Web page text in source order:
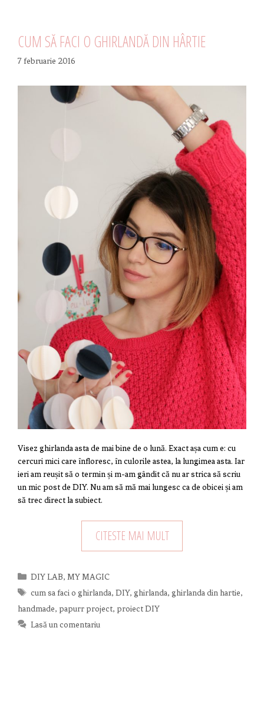
CUM SĂ FACI O GHIRLANDĂ DIN HÂRTIE
7 februarie 2016
Visez ghirlanda asta de mai bine de o lună. Exact așa cum e: cu
cercuri mici care înfloresc, în culorile astea, la lungimea asta. Iar
ieri am reușit să o termin și m-am gândit că nu ar strica să scriu
un mic post de DIY. Nu am să mă mai lungesc ca de obicei și am
să trec direct la subiect.
CITESTE MAI MULT
Categorii
DIY LAB, MY MAGIC
Etichete
cum sa faci o ghirlanda, DIY, ghirlanda, ghirlanda din hartie,
handmade, papurr project, proiect DIY
Lasă un comentariu